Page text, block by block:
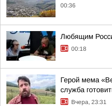
00:36
Любящим
00:18
Герой мема
служба
Вчера, 23:31